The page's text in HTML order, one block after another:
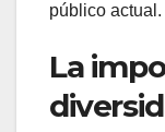
público actual.
La